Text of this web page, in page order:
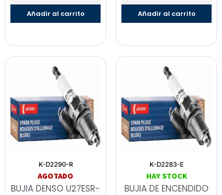
Añadir al carrito Añadir al carrito
K-D2290-R
AGOTADO
BUJIA DENSO U27ESR-
K-D2283-E
HAY STOCK
BUJIA DE ENCENDIDO